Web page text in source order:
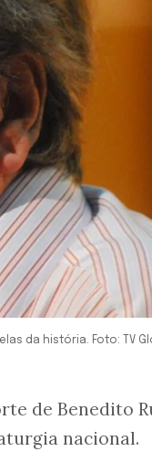
da história. Foto: TV
de Benedito
nacional.